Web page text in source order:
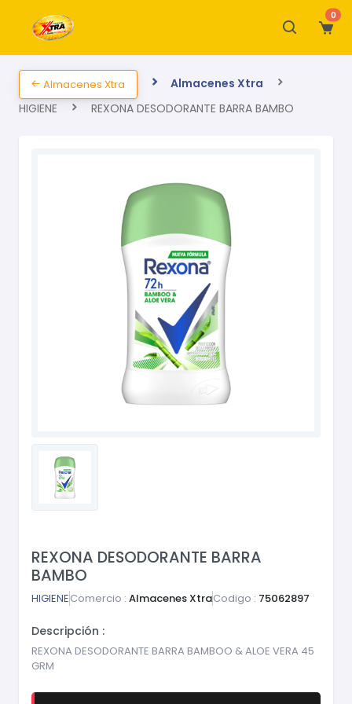
0
Almacenes Xtra
Almacenes Xtra
HIGIENE
REXONA DESODORANTE BARRA BAMBO
REXONA DESODORANTE BARRA
BAMBO
HIGIENEComercio : Almacenes XtraCodigo : 75062897
Descripción :
REXONA DESODORANTE BARRA BAMBOO & ALOE VERA 45
GRM